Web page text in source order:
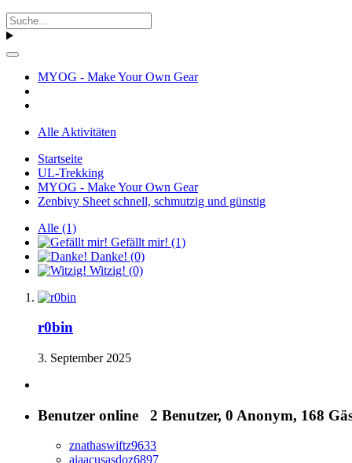
MYOG - Make Your Own Gear
Alle Aktivitäten
Startseite
UL-Trekking
MYOG - Make Your Own Gear
Zenbivy Sheet schnell, schmutzig und günstig
Alle (1)
Gefällt mir! (1)
Danke! (0)
Witzig! (0)
r0bin
3. September 2025
Benutzer online 2 Benutzer, 0 Anonym, 168
znathaswiftz9633
aiaacusasdoz6897